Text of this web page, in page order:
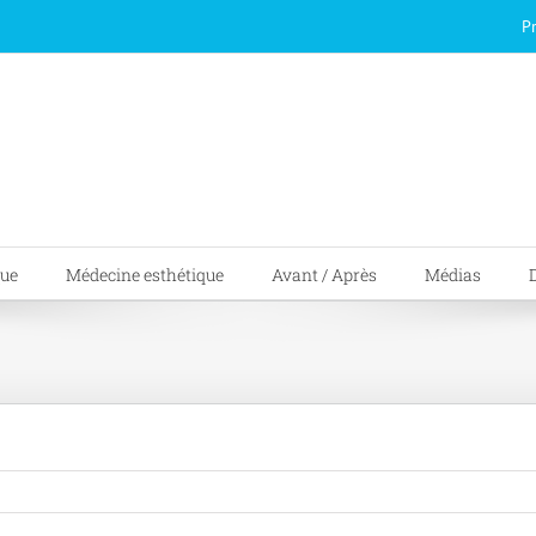
Médecine esthétique Avant / Après Médias